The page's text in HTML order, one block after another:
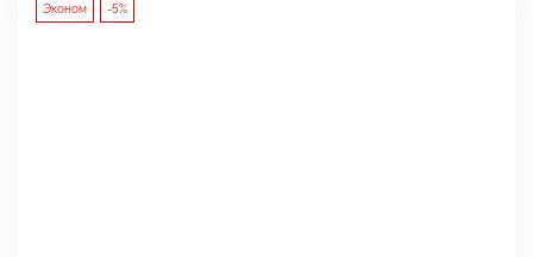
Эконом -5%